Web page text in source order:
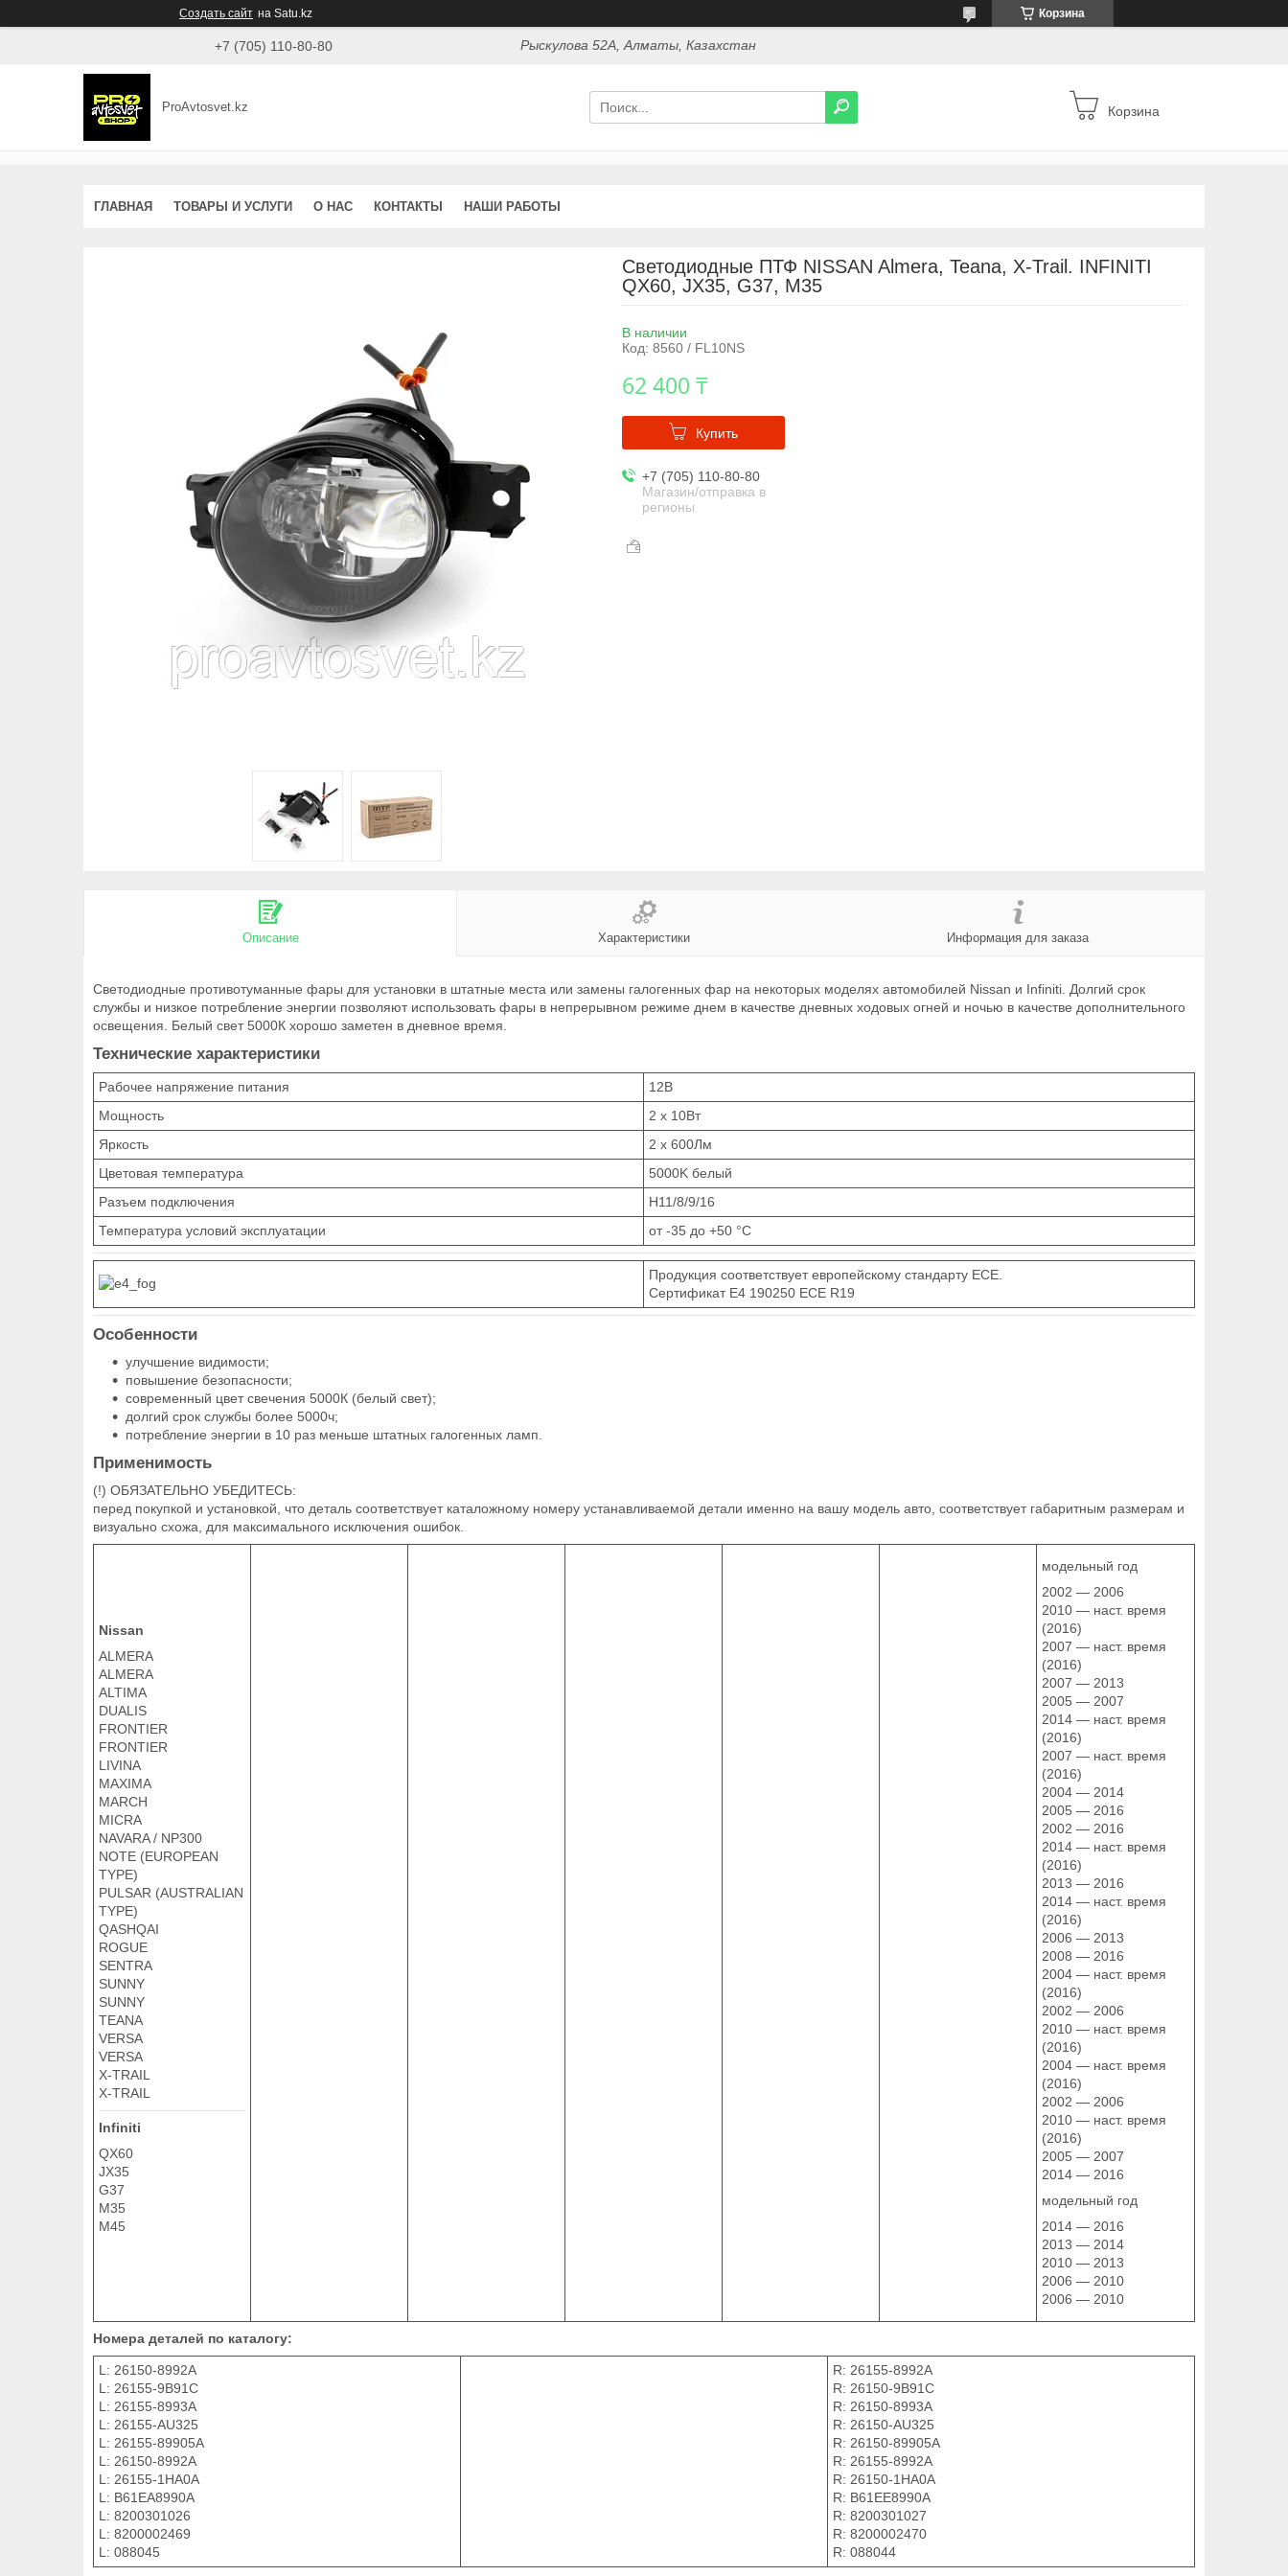
Создать сайт на Satu.kz Корзина
+7 (705) 110-80-80 Рыскулова 52А, Алматы, Казахстан
ProAvtosvet.kz Корзина
ГЛАВНАЯ ТОВАРЫ И УСЛУГИ О НАС КОНТАКТЫ НАШИ РАБОТЫ
Светодиодные ПТФ NISSAN Almera, Teana, X-Trail. INFINITI
QX60, JX35, G37, M35
В наличии
Код: 8560 / FL10NS
62 400 ₸
Купить
+7 (705) 110-80-80
Магазин/отправка в
регионы
Описание Характеристики Информация для заказа
Светодиодные противотуманные фары для установки в штатные места или замены галогенных фар на некоторых моделях автомобилей Nissan и Infiniti. Долгий срок
службы и низкое потребление энергии позволяют использовать фары в непрерывном режиме днем в качестве дневных ходовых огней и ночью в качестве дополнительного
освещения. Белый свет 5000К хорошо заметен в дневное время.
Технические характеристики
Рабочее напряжение питания
12В
Мощность
2 x 10Вт
Яркость
2 x 600Лм
Цветовая температура
5000K белый
Разъем подключения
H11/8/9/16
Температура условий эксплуатации
от -35 до +50 °C
Продукция соответствует европейскому стандарту ECE.
Сертификат E4 190250 ECE R19
Особенности
улучшение видимости;
повышение безопасности;
современный цвет свечения 5000К (белый свет);
долгий срок службы более 5000ч;
потребление энергии в 10 раз меньше штатных галогенных ламп.
Применимость
(!) ОБЯЗАТЕЛЬНО УБЕДИТЕСЬ:
перед покупкой и установкой, что деталь соответствует каталожному номеру устанавливаемой детали именно на вашу модель авто, соответствует габаритным размерам и
визуально схожа, для максимального исключения ошибок.
Nissan
ALMERA
ALMERA
ALTIMA
DUALIS
FRONTIER
FRONTIER
LIVINA
MAXIMA
MARCH
MICRA
NAVARA / NP300
NOTE (EUROPEAN
TYPE)
PULSAR (AUSTRALIAN
TYPE)
QASHQAI
ROGUE
SENTRA
SUNNY
SUNNY
TEANA
VERSA
VERSA
X-TRAIL
X-TRAIL
Infiniti
QX60
JX35
G37
M35
M45
модельный год
2002 — 2006
2010 — наст. время
(2016)
2007 — наст. время
(2016)
2007 — 2013
2005 — 2007
2014 — наст. время
(2016)
2007 — наст. время
(2016)
2004 — 2014
2005 — 2016
2002 — 2016
2014 — наст. время
(2016)
2013 — 2016
2014 — наст. время
(2016)
2006 — 2013
2008 — 2016
2004 — наст. время
(2016)
2002 — 2006
2010 — наст. время
(2016)
2004 — наст. время
(2016)
2002 — 2006
2010 — наст. время
(2016)
2005 — 2007
2014 — 2016
модельный год
2014 — 2016
2013 — 2014
2010 — 2013
2006 — 2010
2006 — 2010
Номера деталей по каталогу:
L: 26150-8992A
L: 26155-9B91C
L: 26155-8993A
L: 26155-AU325
L: 26155-89905A
L: 26150-8992A
L: 26155-1HA0A
L: B61EA8990A
L: 8200301026
L: 8200002469
L: 088045
R: 26155-8992A
R: 26150-9B91C
R: 26150-8993A
R: 26150-AU325
R: 26150-89905A
R: 26155-8992A
R: 26150-1HA0A
R: B61EE8990A
R: 8200301027
R: 8200002470
R: 088044